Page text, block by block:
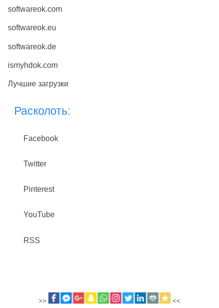
softwareok.com
softwareok.eu
softwareok.de
ismyhdok.com
Лучшие загрузки
Расколоть:
Facebook
Twitter
Pinterest
YouTube
RSS
>> <<